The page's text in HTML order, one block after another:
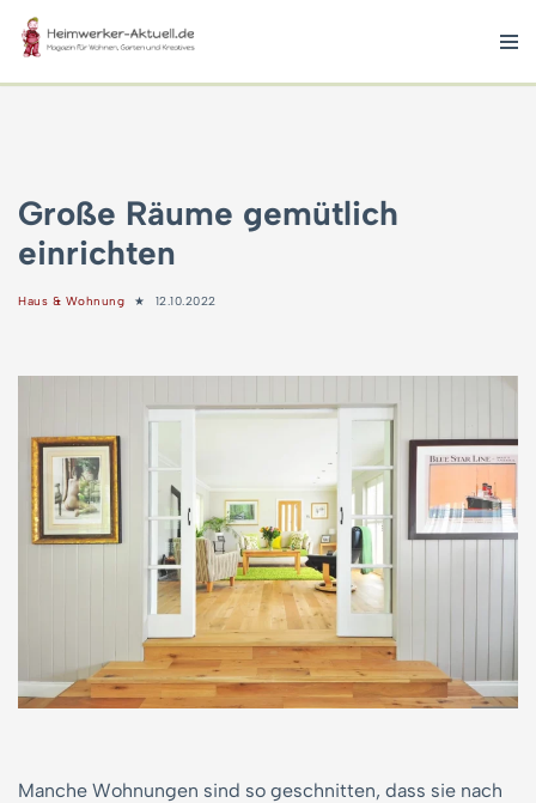
Zum
Inhalt
Große Räume gemütlich
einrichten
Haus & Wohnung 12.10.2022
Manche Wohnungen sind so geschnitten, dass sie nach